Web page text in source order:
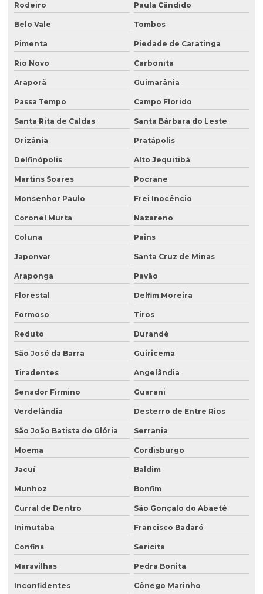
Rodeiro Paula Cândido
Belo Vale Tombos
Pimenta Piedade de Caratinga
Rio Novo Carbonita
Araporã Guimarânia
Passa Tempo Campo Florido
Santa Rita de Caldas Santa Bárbara do Leste
Orizânia Pratápolis
Delfinópolis Alto Jequitibá
Martins Soares Pocrane
Monsenhor Paulo Frei Inocêncio
Coronel Murta Nazareno
Coluna Pains
Japonvar Santa Cruz de Minas
Araponga Pavão
Florestal Delfim Moreira
Formoso Tiros
Reduto Durandé
São José da Barra Guiricema
Tiradentes Angelândia
Senador Firmino Guarani
Verdelândia Desterro de Entre Rios
São João Batista do Glória Serrania
Moema Cordisburgo
Jacuí Baldim
Munhoz Bonfim
Curral de Dentro São Gonçalo do Abaeté
Inimutaba Francisco Badaró
Confins Sericita
Maravilhas Pedra Bonita
Inconfidentes Cônego Marinho